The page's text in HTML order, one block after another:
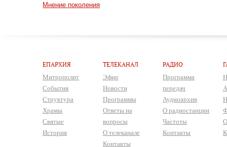
Мнение поколения
ЕПАРХИЯ
Митрополит
События
Структура
Храмы
Святые
История
ТЕЛЕКАНАЛ
Эфир
Новости
Программы
Ответы на
вопросы
О телеканале
Контакты
РАДИО
Программа
передач
Аудиоархив
О радиостанции
Частоты
Контакты